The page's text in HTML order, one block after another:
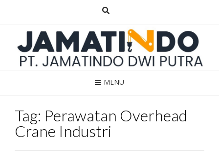
MENU
Tag: Perawatan Overhead
Crane Industri